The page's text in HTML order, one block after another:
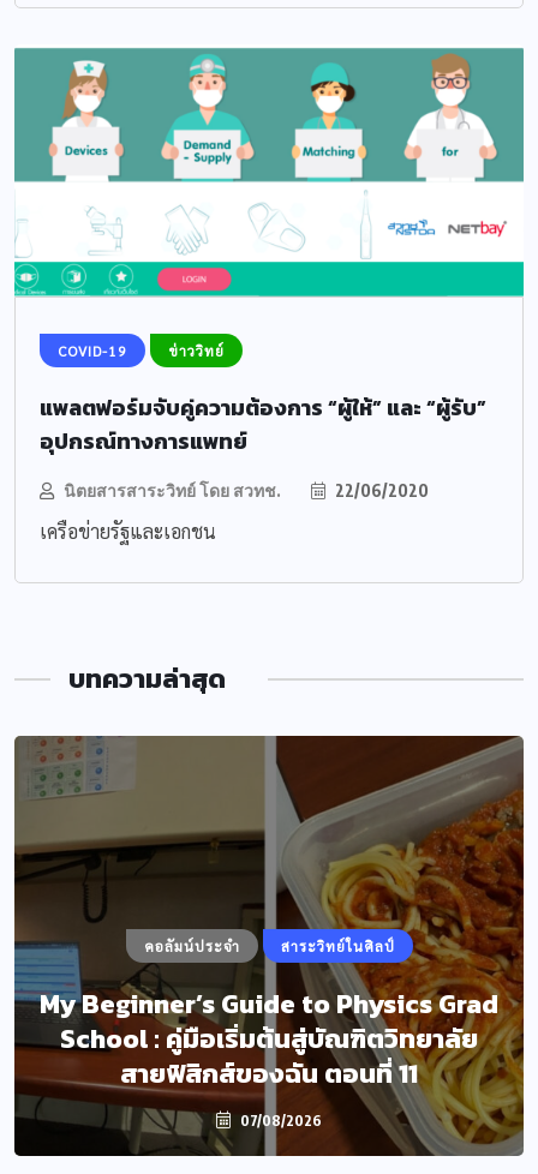
COVID-19 ข่าววิทย์
แพลตฟอร์มจับคู่ความต้องการ “ผู้ให้” และ “ผู้รับ”
อุปกรณ์ทางการแพทย์
นิตยสารสาระวิทย์ โดย สวทช. 22/06/2020
เครือข่ายรัฐและเอกชน
บทความล่าสุด
คอลัมน์ประจำ สาระวิทย์ในศิลป์
My Beginner’s Guide to Physics Grad
School : คู่มือเริ่มต้นสู่บัณฑิตวิทยาลัย
สายฟิสิกส์ของฉัน ตอนที่ 11
07/08/2026